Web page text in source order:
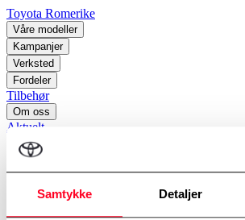
Samtykke Detaljer
Toyota Romerike
Våre modeller
Kampanjer
Verksted
Fordeler
Tilbehør
Om oss
Aktuelt
perm_identity
Min Toyota